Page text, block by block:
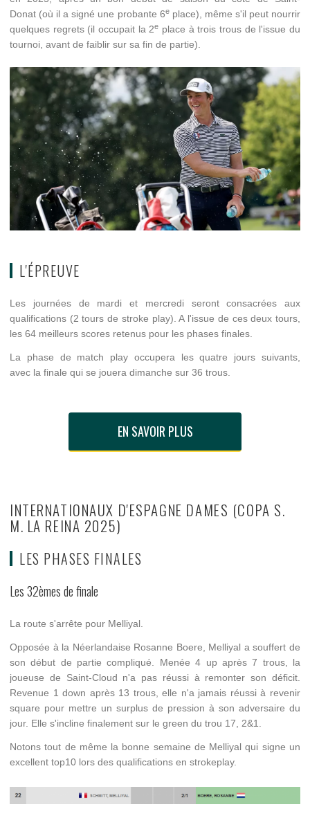
Donat (où il a signé une probante 6eplace), même s'il peut nourrir
quelques regrets (il occupait la 2e place à trois trous de l'issue du
tournoi, avant de faiblir sur sa fin de partie).
L'ÉPREUVE
Les journées de mardi et mercredi seront consacrées aux
qualifications (2 tours de stroke play). A l'issue de ces deux tours,
les 64 meilleurs scores retenus pour les phases finales.
La phase de match play occupera les quatre jours suivants,
avec la finale qui se jouera dimanche sur 36 trous.
EN SAVOIR PLUS
INTERNATIONAUX D'ESPAGNE DAMES (COPA S.
M. LA REINA 2025)
LES PHASES FINALES
Les 32èmes de finale
La route s'arrête pour Melliyal.
Opposée à la Néerlandaise Rosanne Boere, Melliyal a souffert de
son début de partie compliqué. Menée 4 up après 7 trous, la
joueuse de Saint-Cloud n'a pas réussi à remonter son déficit.
Revenue 1 down après 13 trous, elle n'a jamais réussi à revenir
square pour mettre un surplus de pression à son adversaire du
jour. Elle s'incline finalement sur le green du trou 17, 2&1.
Notons tout de même la bonne semaine de Melliyal qui signe un
excellent top10 lors des qualifications en strokeplay.